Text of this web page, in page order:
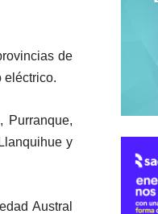
de
eléctrico.
Purranque,
y
Austral